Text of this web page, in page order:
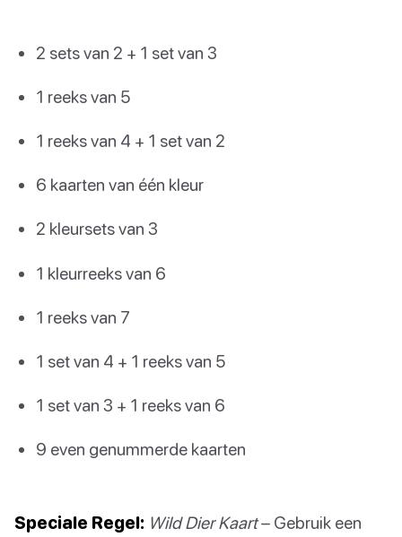
2 sets van 2 + 1 set van 3
1 reeks van 5
1 reeks van 4 + 1 set van 2
6 kaarten van één kleur
2 kleursets van 3
1 kleurreeks van 6
1 reeks van 7
1 set van 4 + 1 reeks van 5
1 set van 3 + 1 reeks van 6
9 even genummerde kaarten
Speciale Regel: Wild Dier Kaart– Gebruik een